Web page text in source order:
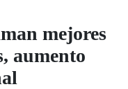
mejores
aumento